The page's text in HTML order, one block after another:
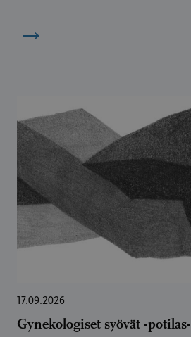
→
17.09.2026
Gynekologiset syövät -potilas-